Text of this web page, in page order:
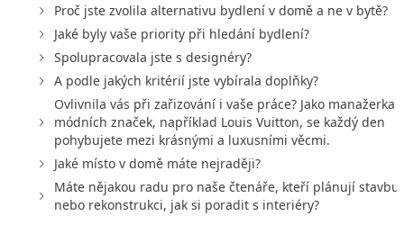
Proč jste zvolila alternativu bydlení v domě a ne v bytě?
Jaké byly vaše priority při hledání bydlení?
Spolupracovala jste s designéry?
A podle jakých kritérií jste vybírala doplňky?
Ovlivnila vás při zařizování i vaše práce? Jako manažerka
módních značek, například Louis Vuitton, se každý den
pohybujete mezi krásnými a luxusními věcmi.
Jaké místo v domě máte nejraději?
Máte nějakou radu pro naše čtenáře, kteří plánují stavbu
nebo rekonstrukci, jak si poradit s interiéry?